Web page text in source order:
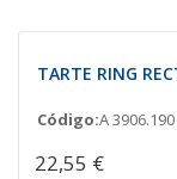
TARTE RING
Código:A 3906.190
22,55 €